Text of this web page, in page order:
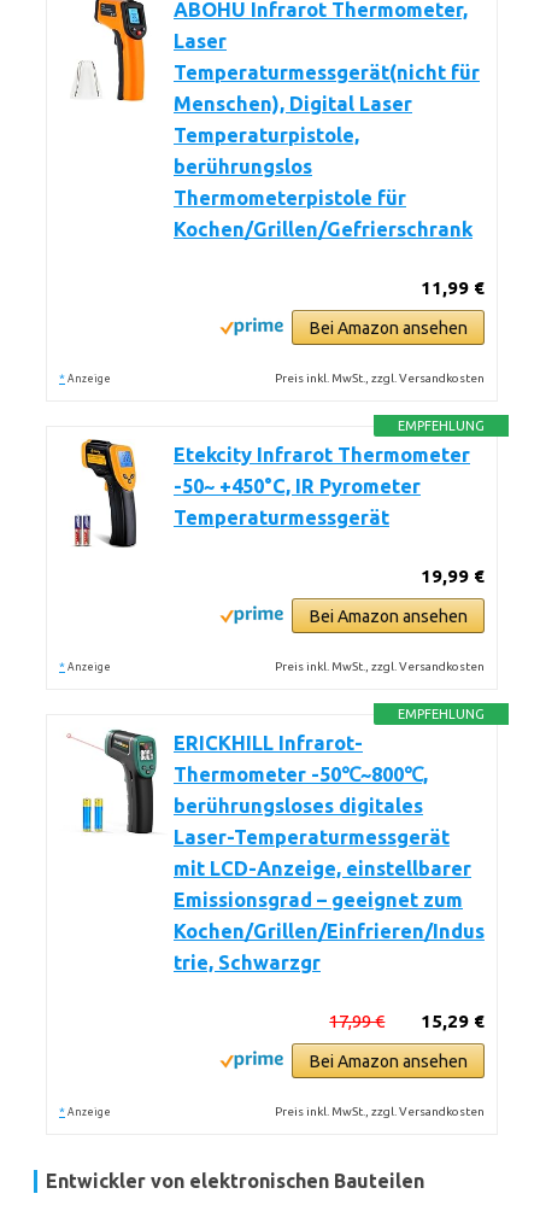
ABOHU Infrarot Thermometer,
Laser
Temperaturmessgerät(nicht für
Menschen), Digital Laser
Temperaturpistole,
berührungslos
Thermometerpistole für
Kochen/Grillen/Gefrierschrank
11,99 €
Bei Amazon ansehen
* Anzeige Preis inkl. MwSt., zzgl. Versandkosten
EMPFEHLUNG
Etekcity Infrarot Thermometer
-50~ +450°C, IR Pyrometer
Temperaturmessgerät
19,99 €
Bei Amazon ansehen
* Anzeige Preis inkl. MwSt., zzgl. Versandkosten
EMPFEHLUNG
ERICKHILL Infrarot-
Thermometer -50℃~800℃,
berührungsloses digitales
Laser-Temperaturmessgerät
mit LCD-Anzeige, einstellbarer
Emissionsgrad – geeignet zum
Kochen/Grillen/Einfrieren/Indus
trie, Schwarzgr
15,29 €
17,99 €
Bei Amazon ansehen
* Anzeige Preis inkl. MwSt., zzgl. Versandkosten
Entwickler von elektronischen Bauteilen